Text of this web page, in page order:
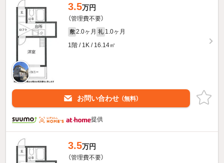
3.5万円
（管理費不要）
敷 2.0ヶ月 礼 1.0ヶ月
1階 / 1K / 16.14㎡
お問い合わせ （無料）
提供
3.5万円
（管理費不要）